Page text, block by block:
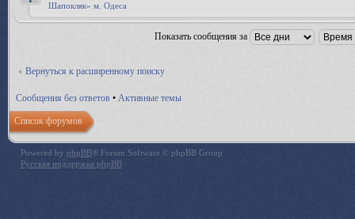
Шапокляк» м. Одеса
Показать сообщения за
Вернуться к расширенному поиску
Сообщения без ответов • Активные темы
Список форумов
Powered by phpBB® Forum Software © phpBB Group
Русская поддержка phpBB